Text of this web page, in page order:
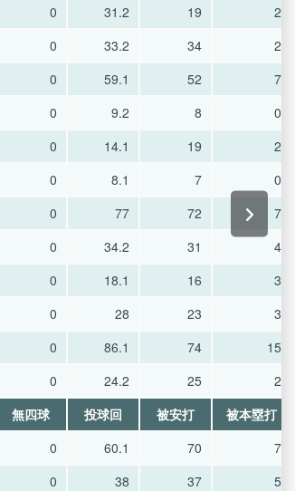
0 31.2 19
2
0 33.2 34
2
0 59.1 52
7
0 9.2 8
0
0 14.1 19
2
0 8.1 7
0
0 77 72
7
0 34.2 31
4
0 18.1 16
3
0 28 23
3
0 86.1 74
15
0 24.2 25
2
無四球 投球回 被安打
被本塁打
0 60.1 70
7
0 38 37
5